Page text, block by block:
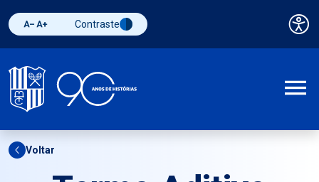
Diminuir fonte
Aumentar fonteAlternar contraste
Contraste
Voltar